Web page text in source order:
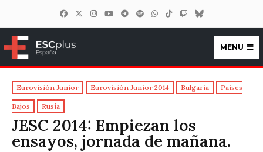
ESCplus España
MENU
Eurovisión Junior Eurovisión Junior 2014 Bulgaria Países
Bajos Rusia
JESC 2014: Empiezan los
ensayos, jornada de mañana.